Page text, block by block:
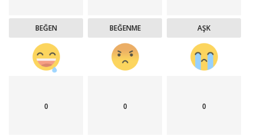
BEĞEN BEĞENME AŞK
0 0 0